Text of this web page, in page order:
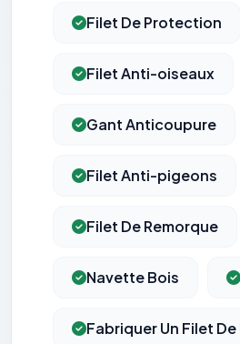
Filet De Protection
Filet Anti-oiseaux
Gant Anticoupure
Filet Anti-pigeons
Filet De Remorque
Navette Bois
Fabriquer Un Filet